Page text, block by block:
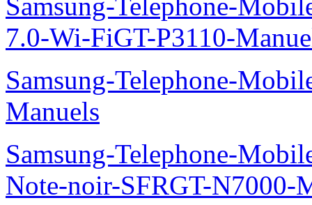
7.0-Wi-FiGT-P3110-
Samsung-Telephone-
Manuels
Samsung-Telephone-
Note-noir-SFRGT-N7000-